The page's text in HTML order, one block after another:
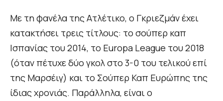
Με τη φανέλα της Ατλέτικο, ο Γκριεζμάν έχει
κατακτήσει τρεις τίτλους: το σούπερ καπ
Ισπανίας του 2014, το Europa League του 2018
(όταν πέτυχε δύο γκολ στο 3-0 του τελικού επί
της Μαρσέιγ) και το Σούπερ Καπ Ευρώπης της
ίδιας χρονιάς. Παράλληλα, είναι ο